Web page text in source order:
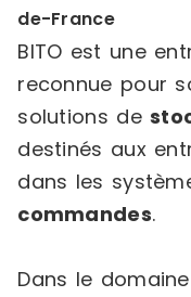
de-France
BITO est une
reconnue pour
solutions de
destinés aux
dans les
commandes.
Dans le